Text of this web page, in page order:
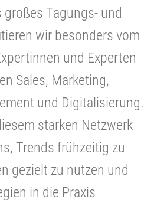
Tagungs- und
wir besonders vom
und Experten
Sales, Marketing,
und Digitalisierung.
starken Netzwerk
Trends frühzeitig zu
gezielt zu nutzen und
in die Praxis